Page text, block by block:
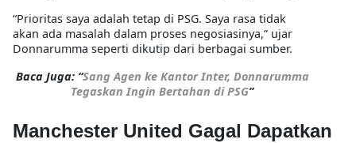
“Prioritas saya adalah tetap di PSG. Saya rasa tidak
akan ada masalah dalam proses negosiasinya,” ujar
Donnarumma seperti dikutip dari berbagai sumber.
Baca Juga: “Sang Agen ke Kantor Inter, Donnarumma
Tegaskan Ingin Bertahan di PSG”
Manchester United Gagal Dapatkan